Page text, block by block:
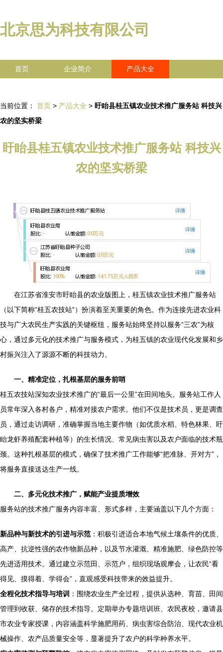
北京思为科技有限公司
首页 企业简介 产品大全
当前位置： 首页 > 产品大全 > 盱眙县桂五镇农业技术推广服务站 科技兴
农的坚实桥梁
盱眙县桂五镇农业技术推广服务站 科技兴
农的坚实桥梁
在江苏省淮安市盱眙县的农业版图上，桂五镇农业技术推广服务站
（以下简称“桂五农技站”）扮演着至关重要的角色。作为连接先进农业科
技与广大农民生产实践的关键枢纽，服务站始终坚持以服务“三农”为核
心，通过多元化的技术推广与服务模式，为桂五镇的农业现代化发展和乡
村振兴注入了源源不断的科技动力。
一、精准定位，扎根基层的服务前哨
桂五农技站深知农业技术推广的“最后一公里”在田间地头。服务站工作人
员常年深入各村各户，精准对接农户需求。他们不仅是技术员，更是调查
员，通过走访调研，准确掌握当地主要作物（如优质水稻、特色林果、盱
眙龙虾养殖配套种植等）的生长情况、常见病虫害以及农户面临的技术瓶
颈。这种扎根基层的模式，确保了技术推广工作能够“把准脉、开对方”，
将服务直接送达生产一线。
二、多元化技术推广，赋能产业提质增效
服务站的技术推广服务内容丰富、形式多样，主要涵盖以下几个方面：
新品种与新技术的引进与示范 ：积极引进适合本地气候土壤条件的优质、
高产、抗逆性强的农作物新品种，以及节水灌溉、精准施肥、绿色防控等
先进适用技术。通过建立示范田、示范户，组织现场观摩会，让农民“看
得见、摸得着、学得会”，直观感受科技带来的效益提升。
全程化技术指导与培训
：围绕农业生产全过程，提供从选种、育苗、田间
管理到收获、储存的技术指导。定期举办专题培训班、农民夜校，邀请县
市农业专家授课，内容涵盖科学施肥用药、病虫害综合防治、现代农业机
械操作、农产品质量安全等，显著提升了农户的科学种养水平。